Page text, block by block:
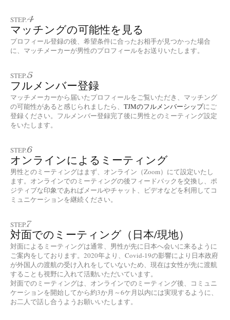
STEP.4
マッチングの可能性を見る
プロフィール登録の後、希望条件に合ったお相手が見つかった場合
に、マッチメーカーが男性のプロフィールをお送りいたします。
STEP.5
フルメンバー登録
マッチメーカーから届いたプロフィールをご覧いただき、マッチング
の可能性があると感じられましたら、 TJMのフルメンバーシップにご
登録ください。フルメンバー登録完了後に男性とのミーティング設定
をいたします。
STEP.6
オンラインによるミーティング
男性とのミーティングはまず、オンライン（Zoom）にて設定いたし
ます。オンラインでのミーティングの後フィードバックを交換し、ポ
ジティブな印象であればメールやチャット、ビデオなどを利用してコ
ミュニケーションを継続ください。
STEP.7
対面でのミーティング（日本/現地）
対面によるミーティングは通常、男性が先に日本へ会いに来るように
ご案内をしております。2020年より、Covid-19の影響により日本政府
が外国人の渡航の受け入れをしていないため、現在は女性が先に渡航
することも視野に入れて活動いただいています。
対面でのミーティングは、オンラインでのミーティング後、コミュニ
ケーションを開始してから約3か月～6ケ月以内には実現するように、
お二人で話し合うようお願いいたします。